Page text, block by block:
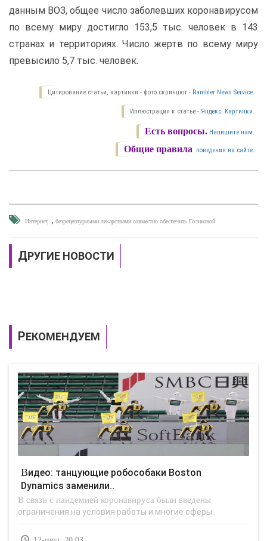
данным ВОЗ, общее число заболевших коронавирусом
по всему миру достигло 153,5 тыс. человек в 143
странах и территориях. Число жертв по всему миру
превысило 5,7 тыс. человек.
Цитирование статьи, картинки - фото скриншот - Rambler News Service.
Иллюстрация к статье - Яндекс. Картинки.
Есть вопросы. Напишите нам.
Общие правила поведения на сайте.
Интернет , безрецептурными лекарствами совместно обеспечить Голиковой
ДРУГИЕ НОВОСТИ
РЕКОМЕНДУЕМ
Видео: танцующие робособаки Boston
Dynamics заменили..
В связи с пандемией коронавируса были введены
ограничения на условия работы и многие сферы..